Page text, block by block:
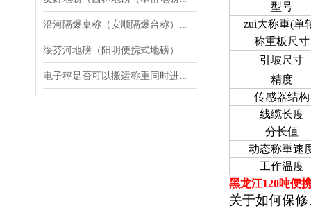
型号
zui大称重(单
称重板尺寸
引坡尺寸
精度
传感器结构
线缆长度
分长值
动态称重速
工作温度
黑龙江120吨便
关于如何保